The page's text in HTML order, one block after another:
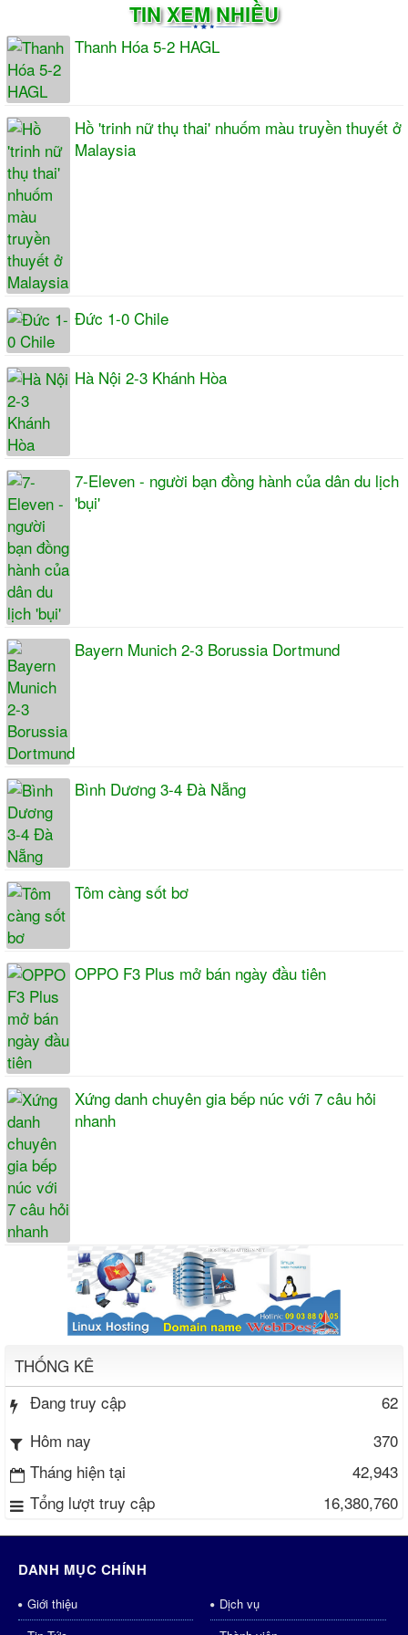
TIN XEM NHIỀU
Thanh Hóa 5-2 HAGL
Hồ 'trinh nữ thụ thai' nhuốm màu truyền thuyết ở
Malaysia
Đức 1-0 Chile
Hà Nội 2-3 Khánh Hòa
7-Eleven - người bạn đồng hành của dân du lịch
'bụi'
Bayern Munich 2-3 Borussia Dortmund
Bình Dương 3-4 Đà Nẵng
Tôm càng sốt bơ
OPPO F3 Plus mở bán ngày đầu tiên
Xứng danh chuyên gia bếp núc với 7 câu hỏi
nhanh
THỐNG KÊ
Đang truy cập
62
Hôm nay
370
Tháng hiện tại
42,943
Tổng lượt truy cập
16,380,760
DANH MỤC CHÍNH
Giới thiệu
Dịch vụ